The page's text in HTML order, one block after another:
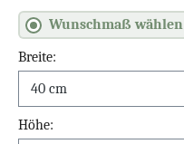
Wunschmaß wählen
Breite:
Höhe: